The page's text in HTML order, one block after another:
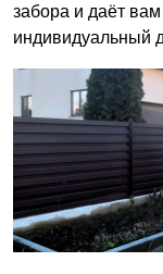
забора и даёт
индивидуальный